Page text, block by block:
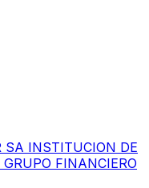
SA INSTITUCION DE
FINANCIERO